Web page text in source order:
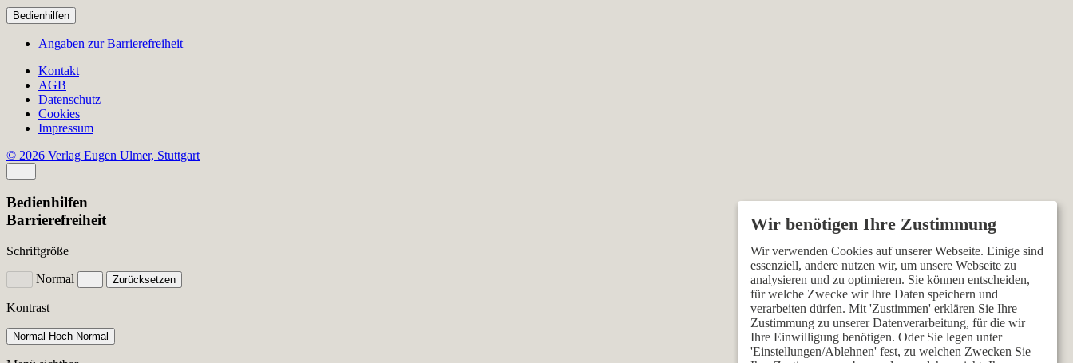
Bedienhilfen
Angaben zur Barrierefreiheit
Kontakt
AGB
Datenschutz
Cookies
Impressum
© 2026 Verlag Eugen Ulmer, Stuttgart
Bedienhilfen
Barrierefreiheit
Schriftgröße
Normal Zurücksetzen
Kontrast
Normal Hoch Normal
Wir verwenden Cookies auf unserer Webseite. Einige sind
essenziell, andere nutzen wir, um unsere Webseite zu
analysieren und zu optimieren. Sie können entscheiden,
für welche Zwecke wir Ihre Daten speichern und
verarbeiten dürfen. Mit 'Zustimmen' erklären Sie Ihre
Zustimmung zu unserer Datenverarbeitung, für die wir
Ihre Einwilligung benötigen. Oder Sie legen unter
'Einstellungen/Ablehnen' fest, zu welchen Zwecken Sie